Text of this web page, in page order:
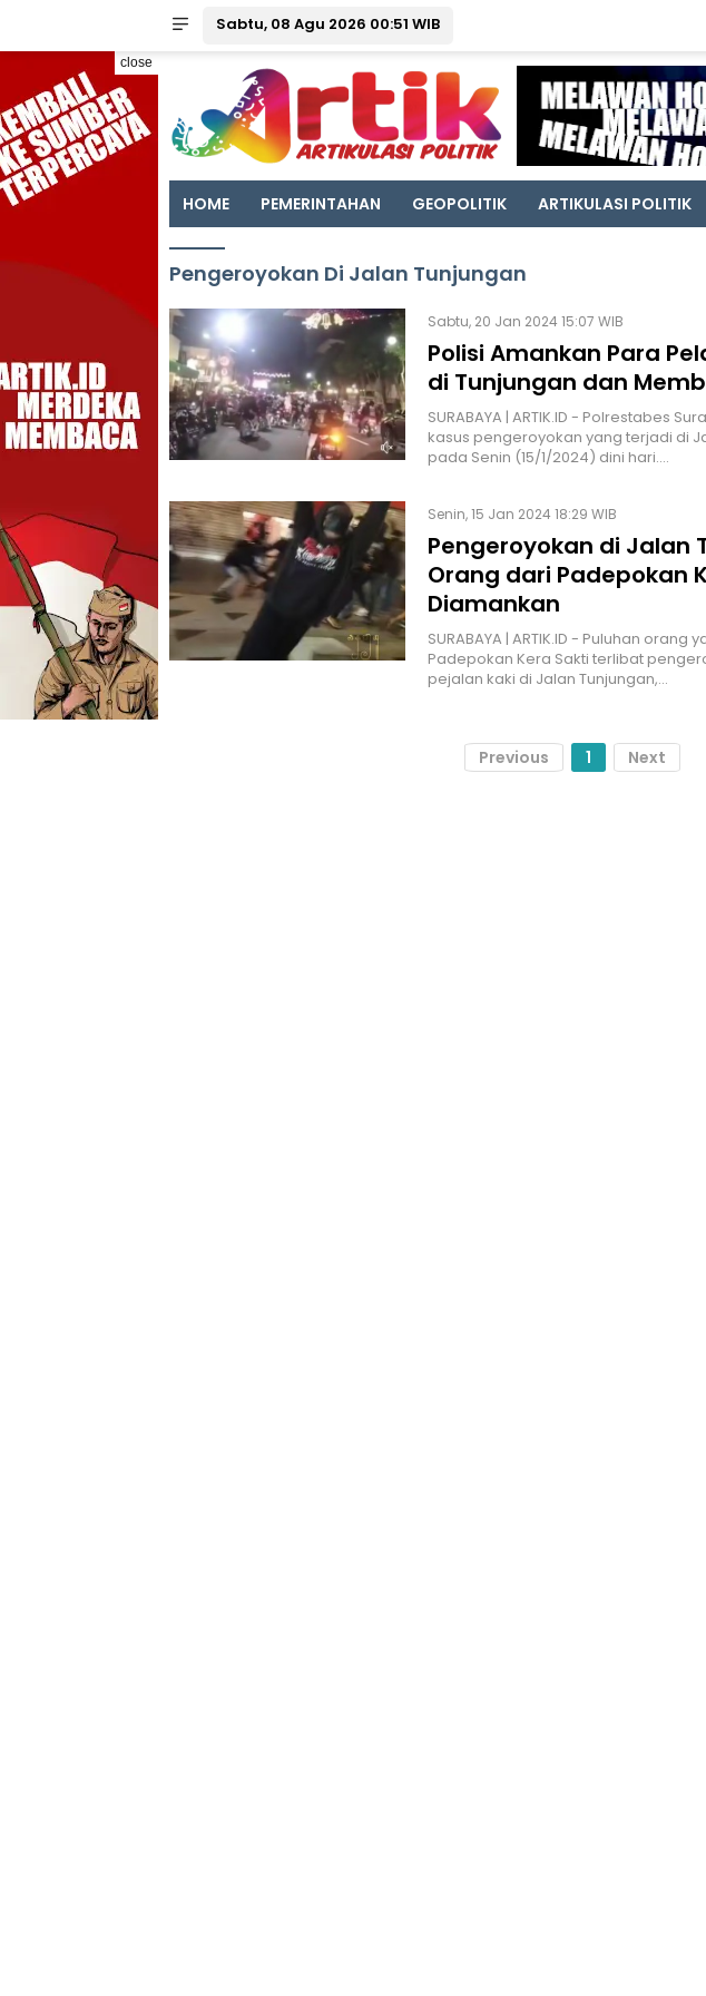
Sabtu, 08 Agu 2026 00:51 WIB
close
HOME PEMERINTAHAN GEOPOLITIK ARTIKULASI POLITIK
Pengeroyokan Di Jalan Tunjungan
Sabtu, 20 Jan 2024 15:07 WIB
Polisi Amankan Para
di Tunjungan dan
SURABAYA | ARTIK.ID - Polrestabes
kasus pengeroyokan yang terjadi di
pada Senin (15/1/2024) dini hari.…
Senin, 15 Jan 2024 18:29 WIB
Pengeroyokan di Jalan
Orang dari Padepokan
Diamankan
SURABAYA | ARTIK.ID - Puluhan
Padepokan Kera Sakti terlibat
pejalan kaki di Jalan Tunjungan,…
Previous 1 Next